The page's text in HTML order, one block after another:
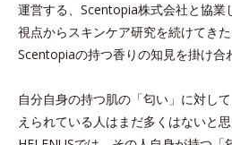
運営する、Scentopia株式会社と協業
視点からスキンケア研究を続けてき
Scentopiaの持つ香りの知見を掛け合
自分自身の持つ肌の「匂い」に対し
えられている人はまだ多くはないと思